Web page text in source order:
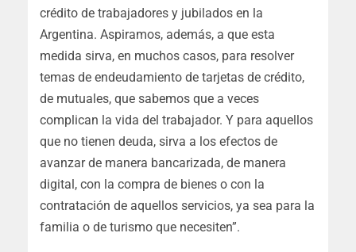
crédito de trabajadores y jubilados en la
Argentina. Aspiramos, además, a que esta
medida sirva, en muchos casos, para resolver
temas de endeudamiento de tarjetas de crédito,
de mutuales, que sabemos que a veces
complican la vida del trabajador. Y para aquellos
que no tienen deuda, sirva a los efectos de
avanzar de manera bancarizada, de manera
digital, con la compra de bienes o con la
contratación de aquellos servicios, ya sea para la
familia o de turismo que necesiten”.